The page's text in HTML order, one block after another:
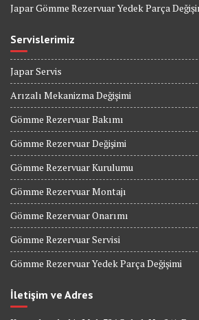
Japar Gömme Rezervuar Yedek Parça
Servislerimiz
Japar Servis
Arızalı Mekanizma Değişimi
Gömme Rezervuar Bakımı
Gömme Rezervuar Değişimi
Gömme Rezervuar Kurulumu
Gömme Rezervuar Montajı
Gömme Rezervuar Onarımı
Gömme Rezervuar Servisi
Gömme Rezervuar Yedek Parça Değişimi
İletişim ve Adres